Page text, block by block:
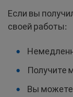
Если вы
своей работы:
Получите
Вы можете